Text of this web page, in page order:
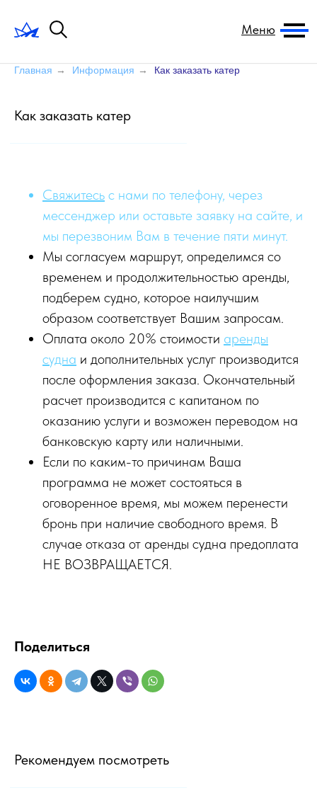
Меню
Главная → Информация → Как заказать катер
Как заказать катер
Свяжитесь с нами по телефону, через
мессенджер или оставьте заявку на сайте, и
мы перезвоним Вам в течение пяти минут.
Мы согласуем маршрут, определимся со
временем и продолжительностью аренды,
подберем судно, которое наилучшим
образом соответствует Вашим запросам.
Оплата около 20% стоимости аренды
судна и дополнительных услуг производится
после оформления заказа. Окончательный
расчет производится с капитаном по
оказанию услуги и возможен переводом на
банковскую карту или наличными.
Если по каким-то причинам Ваша
программа не может состояться в
оговоренное время, мы можем перенести
бронь при наличие свободного время. В
случае отказа от аренды судна предоплата
НЕ ВОЗВРАЩАЕТСЯ.
Поделиться
Рекомендуем посмотреть